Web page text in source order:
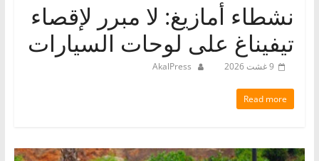
نشطاء أمازيغ: لا مبرر لإقصاء
تيفيناغ على لوحات السيارات
9 غشت 2026 AkalPress
Read more